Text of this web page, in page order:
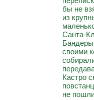
бы не
из
Санта-
своими
Кастро
не